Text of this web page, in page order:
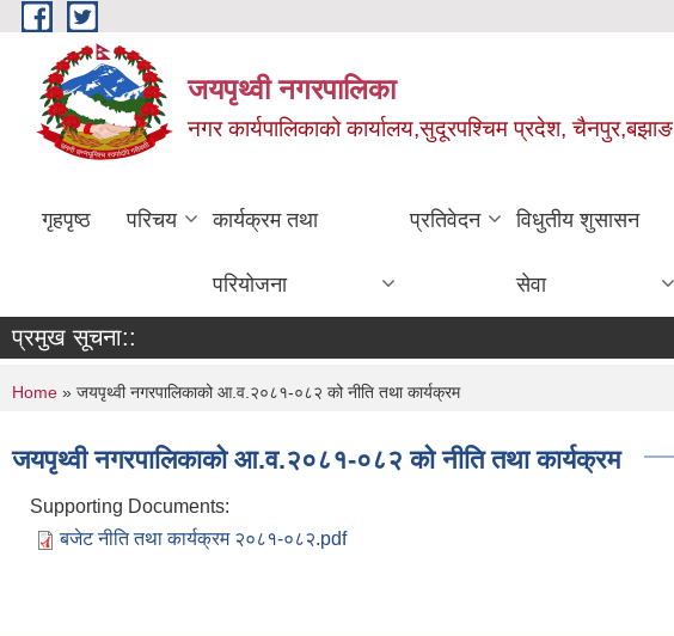
Skip to main content
जयपृथ्वी नगरपालिका
नगर कार्यपालिकाको कार्यालय,सुदूरपश्चिम प्रदेश, चैनपुर,बझाङ
गृहपृष्ठ परिचय कार्यक्रम तथा
परियोजना
प्रतिवेदन विधुतीय शुसासन
सेवा
प्रमुख सूचना::
You are here
Home » जयपृथ्वी नगरपालिकाको आ.व.२०८१-०८२ को नीति तथा कार्यक्रम
जयपृथ्वी नगरपालिकाको आ.व.२०८१-०८२ को नीति तथा कार्यक्रम
Supporting Documents:
बजेट नीति तथा कार्यक्रम २०८१-०८२.pdf